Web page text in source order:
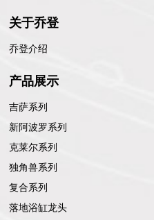
关于乔登
乔登介绍
产品展示
吉萨系列
新阿波罗系列
克莱尔系列
独角兽系列
复合系列
落地浴缸龙头